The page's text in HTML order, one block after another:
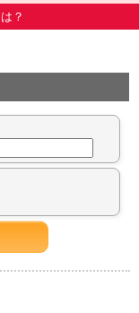
？